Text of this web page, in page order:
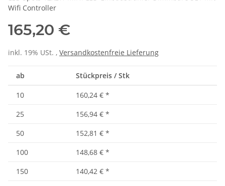
Wifi Controller
165,20 €
inkl. 19% USt. , Versandkostenfreie Lieferung
ab Stückpreis / Stk
10 160,24 € *
25
156,94 € *
50
152,81 € *
100
148,68 € *
150
140,42 € *